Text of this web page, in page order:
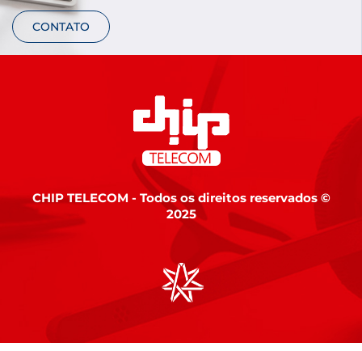
CONTATO
CHIP TELECOM - Todos os direitos reservados ©
2025